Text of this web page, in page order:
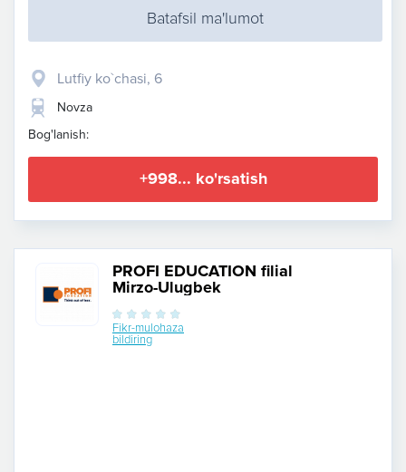
Batafsil ma'lumot
Lutfiy ko`chasi, 6
Novza
Bog'lanish:
+998... ko'rsatish
PROFI EDUCATION filial
Mirzo-Ulugbek
Fikr-mulohaza
bildiring